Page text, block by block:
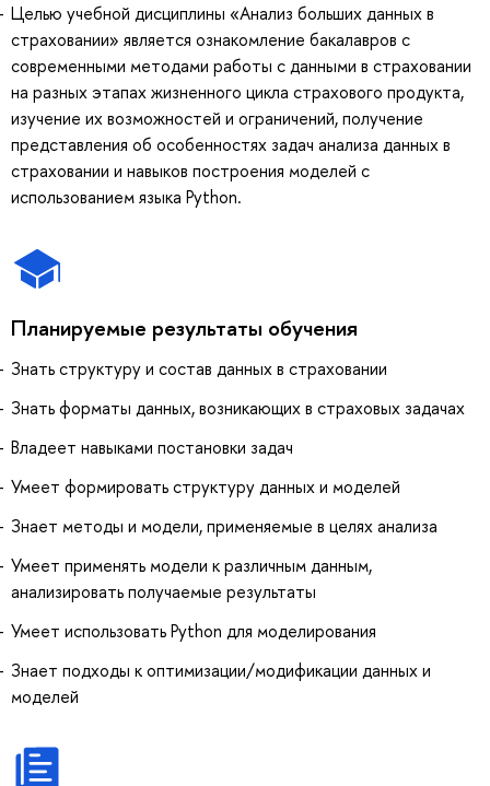
Целью учебной дисциплины «Анализ больших данных в
страховании» является ознакомление бакалавров с
современными методами работы с данными в страховании
на разных этапах жизненного цикла страхового продукта,
изучение их возможностей и ограничений, получение
представления об особенностях задач анализа данных в
страховании и навыков построения моделей с
использованием языка Python.
Планируемые результаты обучения
Знать структуру и состав данных в страховании
Знать форматы данных, возникающих в страховых задачах
Владеет навыками постановки задач
Умеет формировать структуру данных и моделей
Знает методы и модели, применяемые в целях анализа
Умеет применять модели к различным данным,
анализировать получаемые результаты
Умеет использовать Python для моделирования
Знает подходы к оптимизации/модификации данных и
моделей